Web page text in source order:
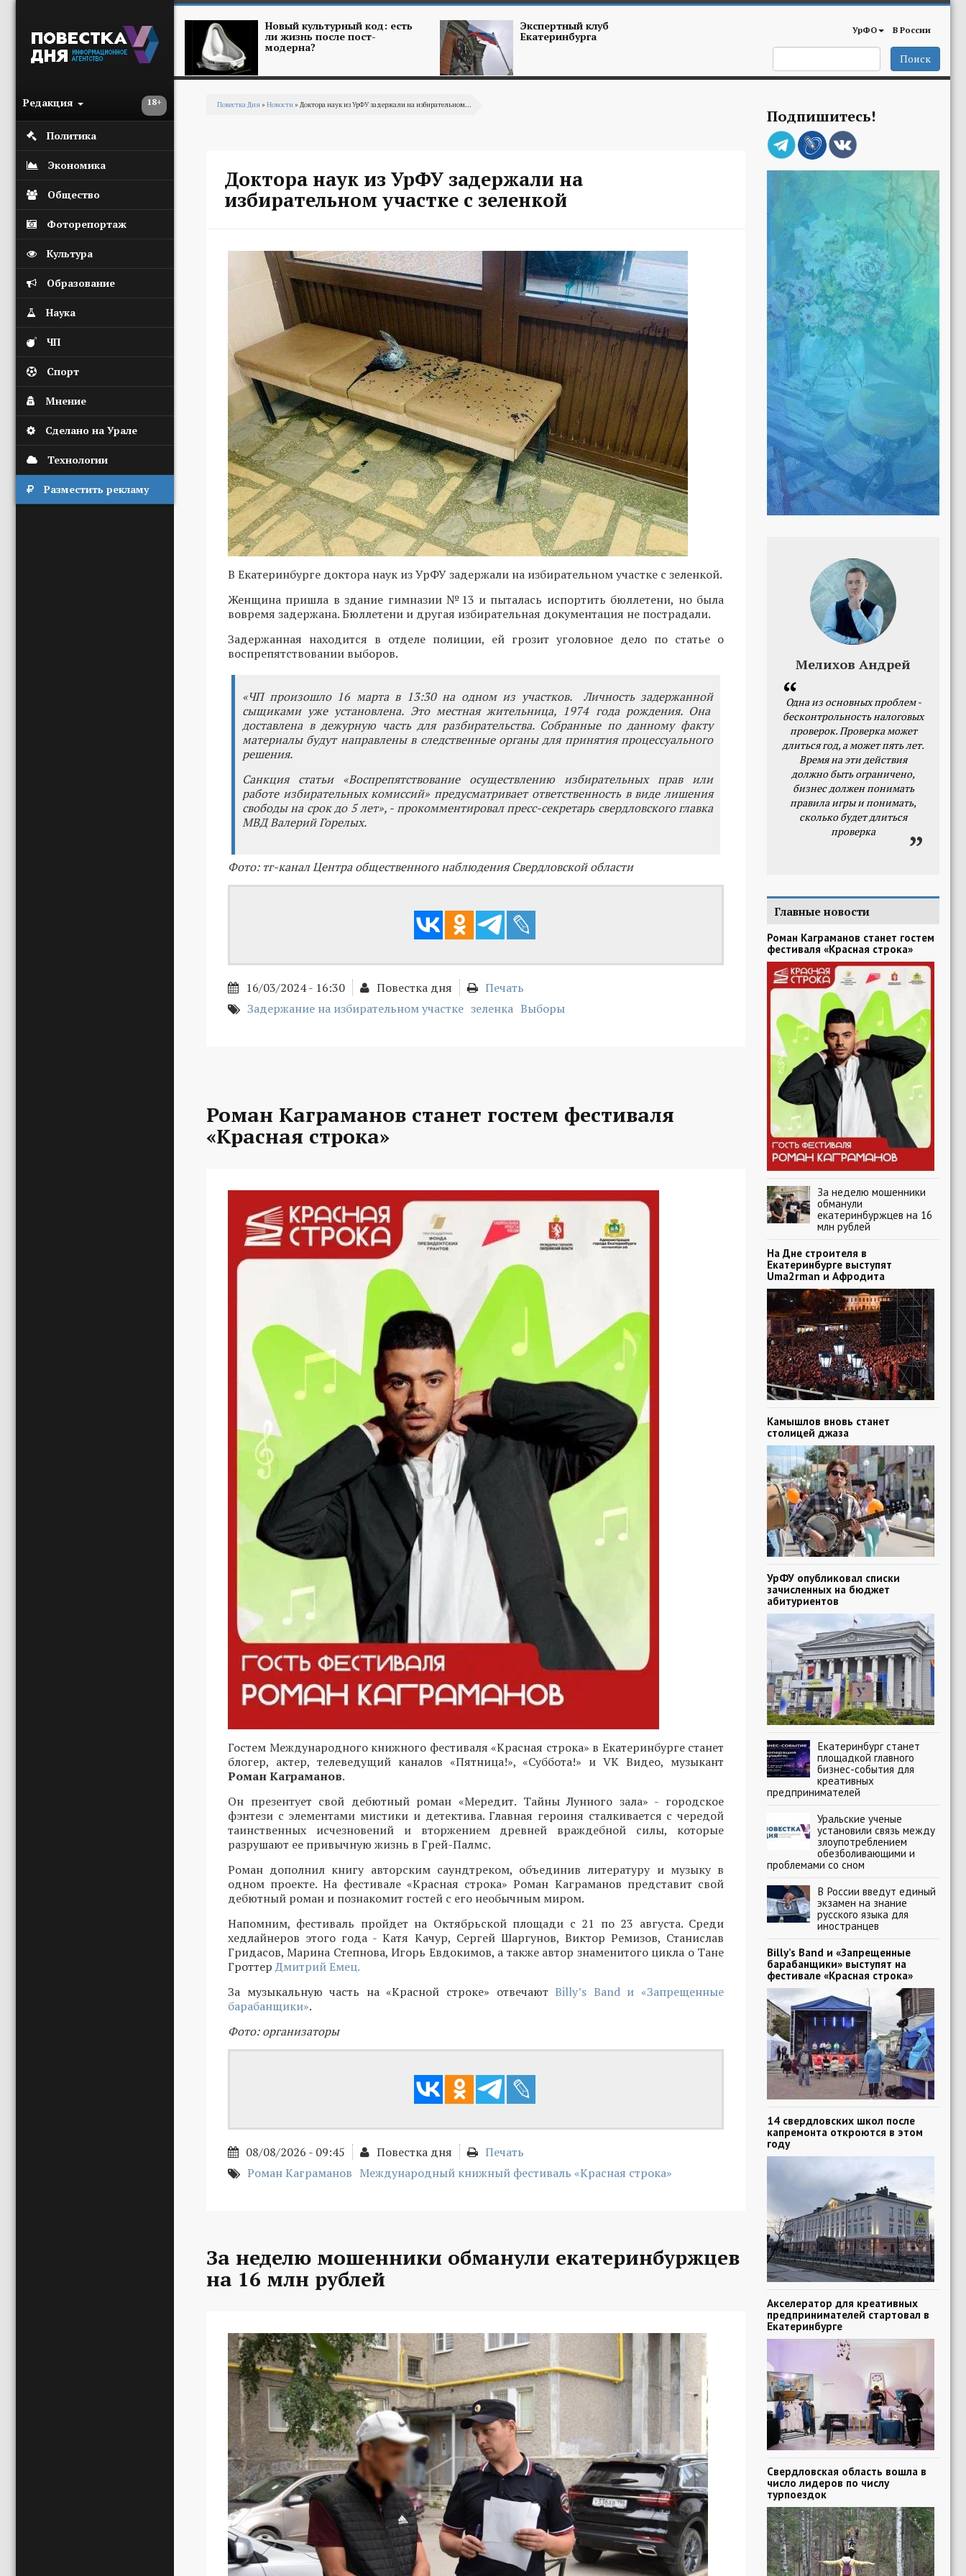
18+
Редакция
Политика
Экономика
Общество
Фоторепортаж
Культура
Образование
Наука
ЧП
Спорт
Мнение
Сделано на Урале
Технологии
Разместить рекламу
Новый культурный код: есть
ли жизнь после пост-
модерна?
Экспертный клуб
Екатеринбурга УрФО В России
Поиск
Повестка Дня» Новости» Доктора наук из УрФУ задержали на избирательном...
Доктора наук из УрФУ задержали на
избирательном участке с зеленкой
В Екатеринбурге доктора наук из УрФУ задержали на избирательном участке с зеленкой.
Женщина пришла в здание гимназии №13 и пыталась испортить бюллетени, но была
вовремя задержана. Бюллетени и другая избирательная документация не пострадали.
Задержанная находится в отделе полиции, ей грозит уголовное дело по статье о
воспрепятствовании выборов.
«ЧП произошло 16 марта в 13:30 на одном из участков. Личность задержанной
сыщиками уже установлена. Это местная жительница, 1974 года рождения. Она
доставлена в дежурную часть для разбирательства. Собранные по данному факту
материалы будут направлены в следственные органы для принятия процессуального
решения.
Санкция статьи «Воспрепятствование осуществлению избирательных прав или
работе избирательных комиссий» предусматривает ответственность в виде лишения
свободы на срок до 5 лет», - прокомментировал пресс-секретарь свердловского главка
МВД Валерий Горелых.
Фото: тг-канал Центра общественного наблюдения Свердловской области
16/03/2024 - 16:30 Повестка дня
Печать
Задержание на избирательном участке зеленка Выборы
Роман Каграманов станет гостем фестиваля
«Красная строка»
Гостем Международного книжного фестиваля «Красная строка» в Екатеринбурге станет
блогер, актер, телеведущий каналов «Пятница!», «Суббота!» и VK Видео, музыкант
Роман Каграманов.
Он презентует свой дебютный роман «Мередит. Тайны Лунного зала» - городское
фэнтези с элементами мистики и детектива. Главная героиня сталкивается с чередой
таинственных исчезновений и вторжением древней враждебной силы, которые
разрушают ее привычную жизнь в Грей-Палмс.
Роман дополнил книгу авторским саундтреком, объединив литературу и музыку в
одном проекте. На фестивале «Красная строка» Роман Каграманов представит свой
дебютный роман и познакомит гостей с его необычным миром.
Напомним, фестиваль пройдет на Октябрьской площади с 21 по 23 августа. Среди
хедлайнеров этого года - Катя Качур, Сергей Шаргунов, Виктор Ремизов, Станислав
Гридасов, Марина Степнова, Игорь Евдокимов, а также автор знаменитого цикла о Тане
ГроттерДмитрий Емец.
За музыкальную часть на «Красной строке» отвечаютBilly’s Band и «Запрещенные
барабанщики».
Фото: организаторы
08/08/2026 - 09:45 Повестка дня
Печать
Роман Каграманов Международный книжный фестиваль «Красная строка»
За неделю мошенники обманули екатеринбуржцев
на 16 млн рублей
Подпишитесь!
Мелихов Андрей
Одна из основных проблем -
бесконтрольность налоговых
проверок. Проверка может
длиться год, а может пять лет.
Время на эти действия
должно быть ограничено,
бизнес должен понимать
правила игры и понимать,
сколько будет длиться
проверка
Главные новости
Роман Каграманов станет гостем
фестиваля «Красная строка»
За неделю мошенники
обманули
екатеринбуржцев на 16
млн рублей
На Дне строителя в
Екатеринбурге выступят
Uma2rman и Афродита
Камышлов вновь станет
столицей джаза
УрФУ опубликовал списки
зачисленных на бюджет
абитуриентов
Екатеринбург станет
площадкой главного
бизнес-события для
креативных
предпринимателей
Уральские ученые
установили связь между
злоупотреблением
обезболивающими и
проблемами со сном
В России введут единый
экзамен на знание
русского языка для
иностранцев
Billy’s Band и «Запрещенные
барабанщики» выступят на
фестивале «Красная строка»
14 свердловских школ после
капремонта откроются в этом
году
Акселератор для креативных
предпринимателей стартовал в
Екатеринбурге
Свердловская область вошла в
число лидеров по числу
турпоездок